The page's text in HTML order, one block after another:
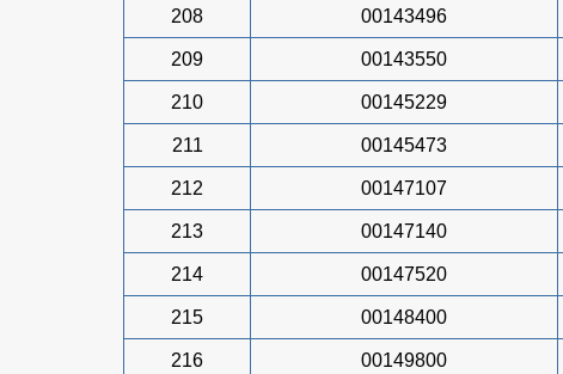
208 00143496
209 00143550
210 00145229
211 00145473
212 00147107
213 00147140
214 00147520
215 00148400
216 00149800